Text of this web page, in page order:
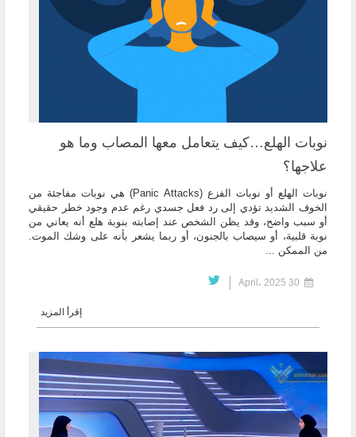
نوبات الهلع…كيف يتعامل معها المصاب وما هو
علاجها؟
نوبات الهلع أو نوبات الفزع (Panic Attacks) هي نوبات مفاجئة من
الخوف الشديد تؤدي إلى رد فعل جسدي رغم عدم وجود خطر حقيقي
أو سبب واضح، وقد يظن الشخص عند إصابته بنوبة هلع أنه يعاني من
نوبة قلبية، أو سيصاب بالجنون، أو ربما يشعر بأنه على وشك الموت.
من الممكن ...
إقرأ المزيد